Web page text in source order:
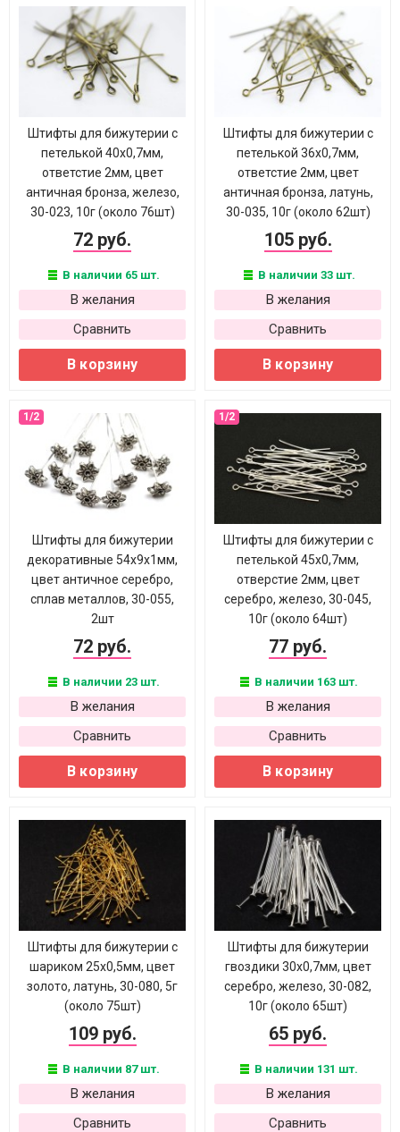
Штифты для бижутерии с
петелькой 40х0,7мм,
ответстие 2мм, цвет
античная бронза, железо,
30-023, 10г (около 76шт)
72 руб.
В наличии 65 шт.
В желания
Сравнить
В корзину
Штифты для бижутерии с
петелькой 36х0,7мм,
ответстие 2мм, цвет
античная бронза, латунь,
30-035, 10г (около 62шт)
105 руб.
В наличии 33 шт.
В желания
Сравнить
В корзину
Штифты для бижутерии
декоративные 54х9х1мм,
цвет античное серебро,
сплав металлов, 30-055,
2шт
72 руб.
В наличии 23 шт.
В желания
Сравнить
В корзину
Штифты для бижутерии с
петелькой 45х0,7мм,
отверстие 2мм, цвет
серебро, железо, 30-045,
10г (около 64шт)
77 руб.
В наличии 163 шт.
В желания
Сравнить
В корзину
Штифты для бижутерии с
шариком 25х0,5мм, цвет
золото, латунь, 30-080, 5г
(около 75шт)
109 руб.
В наличии 87 шт.
В желания
Сравнить
Штифты для бижутерии
гвоздики 30х0,7мм, цвет
серебро, железо, 30-082,
10г (около 65шт)
65 руб.
В наличии 131 шт.
В желания
Сравнить